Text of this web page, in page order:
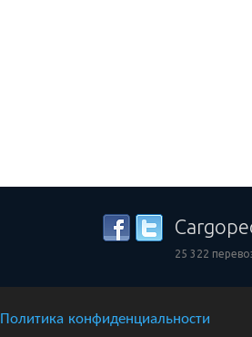
Политика конфиденциальности
25 322